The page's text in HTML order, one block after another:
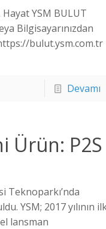
YSM BULUT
Bilgisayarınızdan
bulut.ysm.com.tr
Devamı
Ürün: P2S
Teknoparkı’nda
YSM; 2017 yılının
lansman